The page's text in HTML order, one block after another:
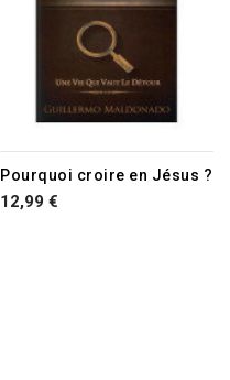
Pourquoi croire en Jésus ?
12,99 €